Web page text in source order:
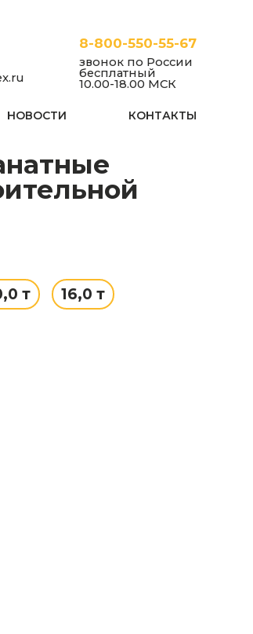
8-800-550-55-67
звонок по России
бесплатный
10.00-18.00 МСК
НОВОСТИ КОНТАКТЫ
т 16,0 т